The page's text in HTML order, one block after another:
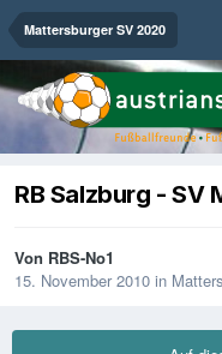
Mattersburger SV 2020
RB Salzburg - SV
Von RBS-No1
15. November 2010 in